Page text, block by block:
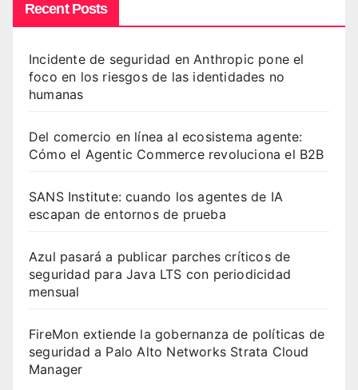
Recent Posts
Incidente de seguridad en Anthropic pone el
foco en los riesgos de las identidades no
humanas
Del comercio en línea al ecosistema agente:
Cómo el Agentic Commerce revoluciona el B2B
SANS Institute: cuando los agentes de IA
escapan de entornos de prueba
Azul pasará a publicar parches críticos de
seguridad para Java LTS con periodicidad
mensual
FireMon extiende la gobernanza de políticas de
seguridad a Palo Alto Networks Strata Cloud
Manager